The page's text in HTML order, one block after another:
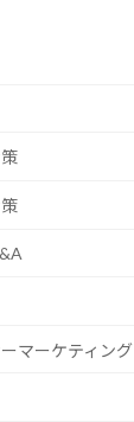
マーケティング